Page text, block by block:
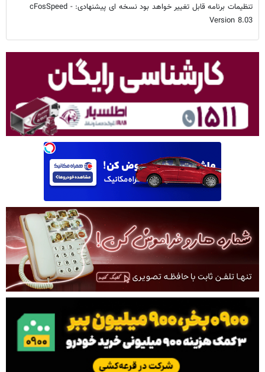
تنظیمات برنامه قابل تغییر خواهد بود نسخه ای پیشنهادی: cFosSpeed -
Version 8.03